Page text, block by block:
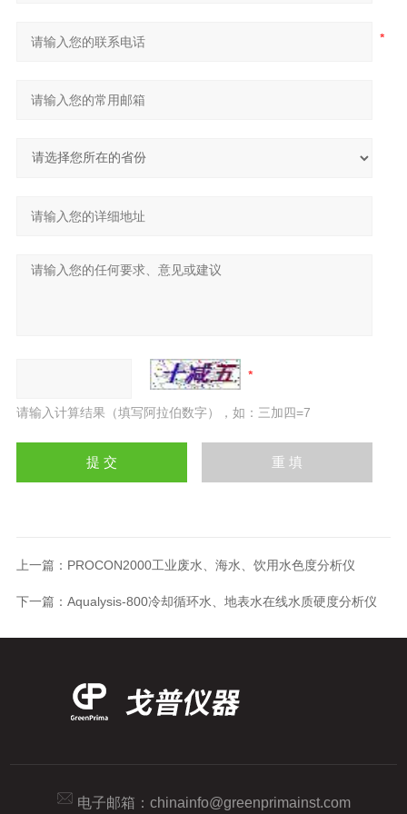
请输入计算结果（填写阿拉伯数字），如：三加四=7
上一篇： PROCON2000工业废水、海水、饮用水色度分析仪
下一篇： Aqualysis-800冷却循环水、地表水在线水质硬度分析仪
电子邮箱： chinainfo@greenprimainst.com